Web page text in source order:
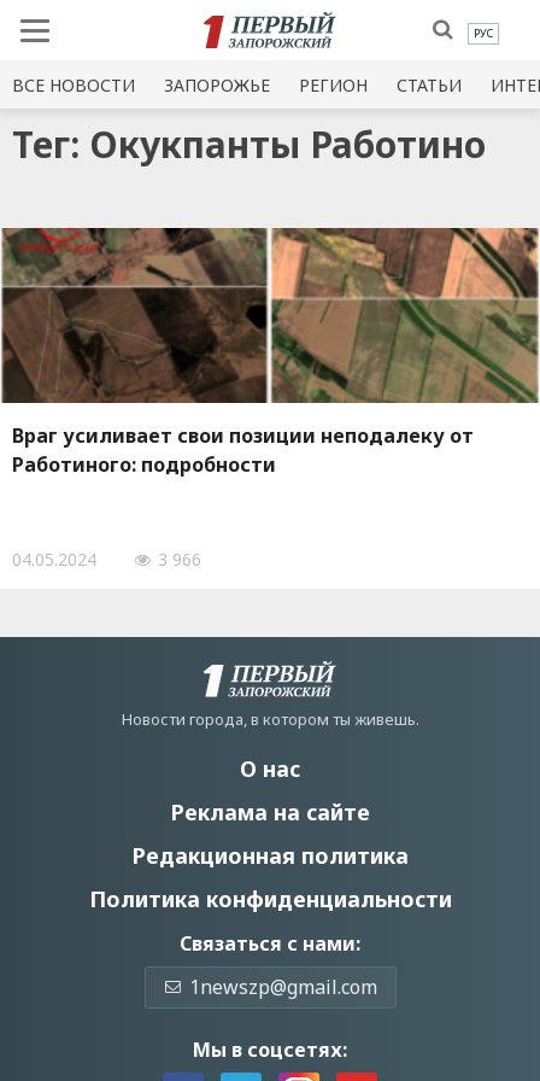
РУС
ВСЕ НОВОСТИ ЗАПОРОЖЬЕ РЕГИОН СТАТЬИ
Тег: Окукпанты Работино
Враг усиливает свои позиции неподалеку от
Работиного: подробности
04.05.2024 3 966
Новости города, в котором ты живешь.
О нас
Реклама на сайте
Редакционная политика
Политика конфиденциальности
Связаться с нами:
1newszp@gmail.com
Мы в соцсетях: